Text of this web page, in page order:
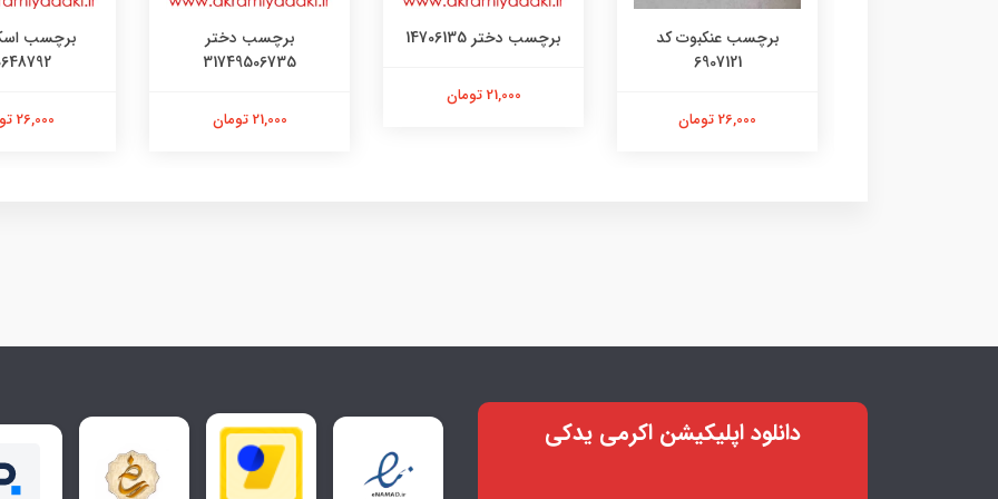
برچسب عنکبوت کد
6907121
26,000 تومان
برچسب دختر 14706135
21,000 تومان
برچسب دختر
31749506735
21,000 تومان
برچسب
26,000 تومان
دانلود اپلیکیشن اکرمی یدکی